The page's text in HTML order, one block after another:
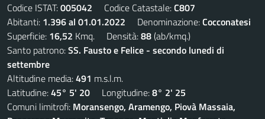
Codice ISTAT:005042 Codice Catastale:C807
Abitanti: 1.396 al 01.01.2022 Denominazione:Cocconatesi
Superficie: 16,52 Kmq. Densità:88(ab/kmq.)
Santo patrono:SS. Fausto e Felice - secondo lunedi di
settembre
Altitudine media:491 m.s.l.m.
Latitudine:45° 5' 20 Longitudine:8° 2' 25
Comuni limitrofi: Moransengo, Aramengo, Piovà Massaia,